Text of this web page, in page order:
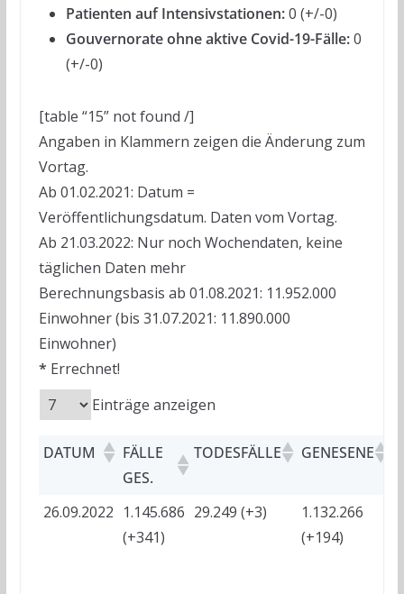
Patienten auf Intensivstationen:0 (+/-0)
Gouvernorate ohne aktive Covid-19-Fälle:0
(+/-0)
[table “15” not found /]
Angaben in Klammern zeigen die Änderung zum
Vortag.
Ab 01.02.2021: Datum =
Veröffentlichungsdatum. Daten vom Vortag.
Ab 21.03.2022: Nur noch Wochendaten, keine
täglichen Daten mehr
Berechnungsbasis ab 01.08.2021: 11.952.000
Einwohner (bis 31.07.2021: 11.890.000
Einwohner)
* Errechnet!
Einträge anzeigen
DATUM
FÄLLE
GES.
TODESFÄLLE GENESENE
26.09.2022 1.145.686
(+341)
29.249 (+3)
1.132.266
(+194)